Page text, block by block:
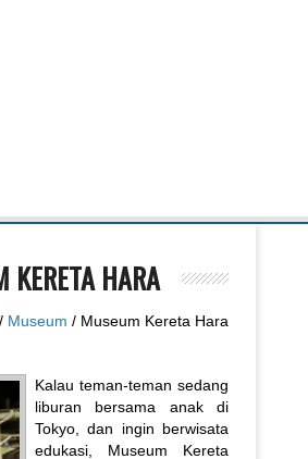
KERETA HARA
/ Museum / Museum Kereta Hara
Kalau teman-teman sedang
liburan bersama anak di
Tokyo, dan ingin berwisata
edukasi, Museum Kereta